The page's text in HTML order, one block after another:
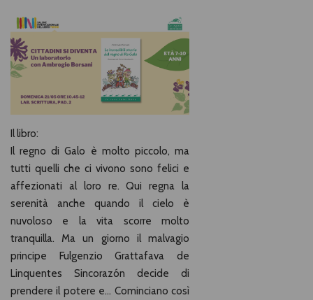
Il libro:
Il regno di Galo è molto piccolo, ma
tutti quelli che ci vivono sono felici e
affezionati al loro re. Qui regna la
serenità anche quando il cielo è
nuvoloso e la vita scorre molto
tranquilla. Ma un giorno il malvagio
principe Fulgenzio Grattafava de
Linquentes Sincorazón decide di
prendere il potere e… Cominciano così